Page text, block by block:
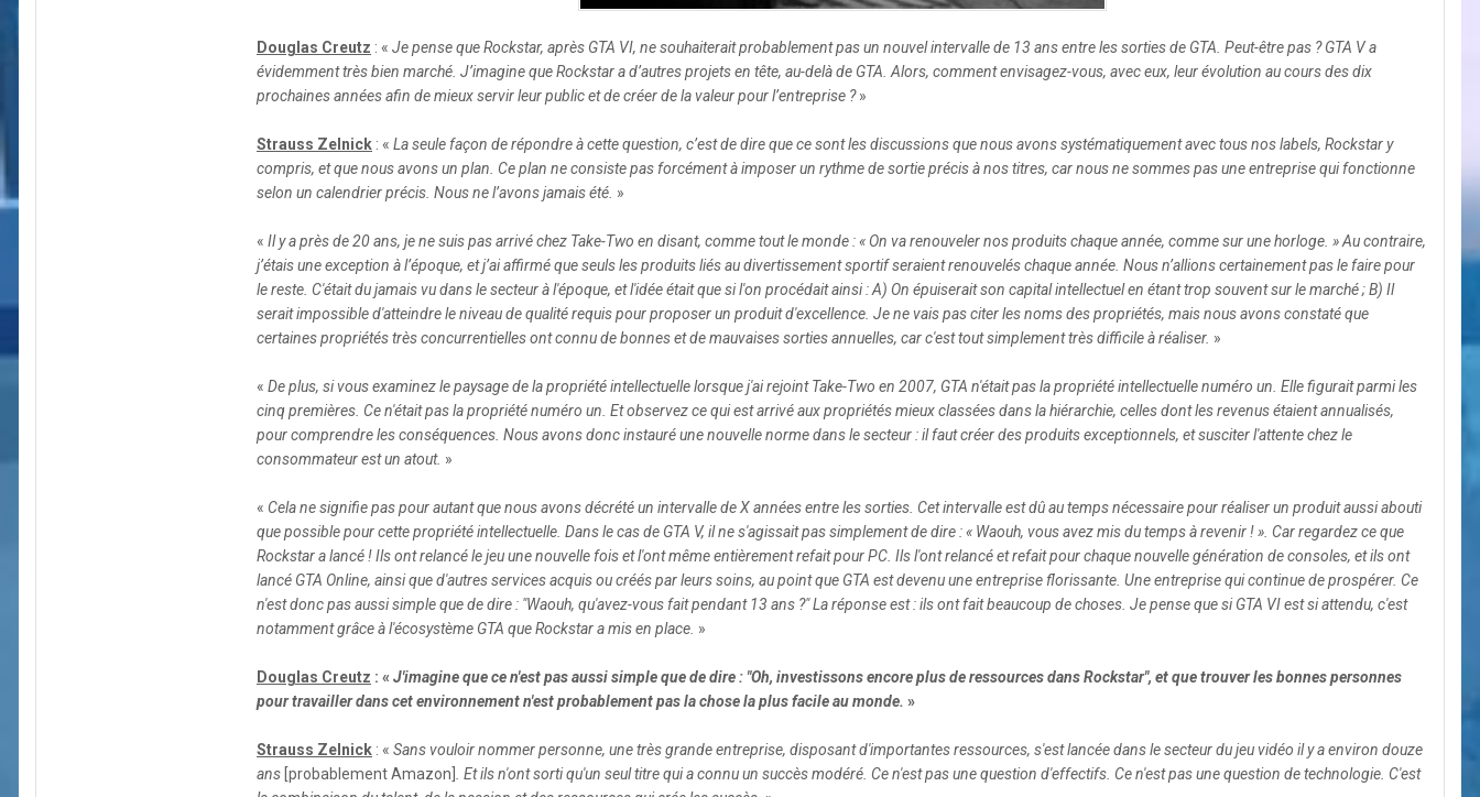
Douglas Creutz : « Je pense que Rockstar, après GTA VI, ne souhaiterait probablement pas un nouvel intervalle de 13 ans entre les sorties de GTA. Peut-être pas ? GTA V a
évidemment très bien marché. J’imagine que Rockstar a d’autres projets en tête, au-delà de GTA. Alors, comment envisagez-vous, avec eux, leur évolution au cours des dix
prochaines années afin de mieux servir leur public et de créer de la valeur pour l’entreprise ?»
Strauss Zelnick : « La seule façon de répondre à cette question, c’est de dire que ce sont les discussions que nous avons systématiquement avec tous nos labels, Rockstar y
compris, et que nous avons un plan. Ce plan ne consiste pas forcément à imposer un rythme de sortie précis à nos titres, car nous ne sommes pas une entreprise qui fonctionne
selon un calendrier précis. Nous ne l’avons jamais été. »
« Il y a près de 20 ans, je ne suis pas arrivé chez Take-Two en disant, comme tout le monde : « On va renouveler nos produits chaque année, comme sur une horloge. » Au contraire,
j’étais une exception à l’époque, et j’ai affirmé que seuls les produits liés au divertissement sportif seraient renouvelés chaque année. Nous n’allions certainement pas le faire pour
le reste. C'était du jamais vu dans le secteur à l'époque, et l'idée était que si l'on procédait ainsi : A) On épuiserait son capital intellectuel en étant trop souvent sur le marché ; B) Il
serait impossible d'atteindre le niveau de qualité requis pour proposer un produit d'excellence. Je ne vais pas citer les noms des propriétés, mais nous avons constaté que
certaines propriétés très concurrentielles ont connu de bonnes et de mauvaises sorties annuelles, car c'est tout simplement très difficile à réaliser. »
« De plus, si vous examinez le paysage de la propriété intellectuelle lorsque j'ai rejoint Take-Two en 2007, GTA n'était pas la propriété intellectuelle numéro un. Elle figurait parmi les
cinq premières. Ce n'était pas la propriété numéro un. Et observez ce qui est arrivé aux propriétés mieux classées dans la hiérarchie, celles dont les revenus étaient annualisés,
pour comprendre les conséquences. Nous avons donc instauré une nouvelle norme dans le secteur : il faut créer des produits exceptionnels, et susciter l'attente chez le
consommateur est un atout. »
« Cela ne signifie pas pour autant que nous avons décrété un intervalle de X années entre les sorties. Cet intervalle est dû au temps nécessaire pour réaliser un produit aussi abouti
que possible pour cette propriété intellectuelle. Dans le cas de GTA V, il ne s'agissait pas simplement de dire : « Waouh, vous avez mis du temps à revenir ! ». Car regardez ce que
Rockstar a lancé ! Ils ont relancé le jeu une nouvelle fois et l'ont même entièrement refait pour PC. Ils l'ont relancé et refait pour chaque nouvelle génération de consoles, et ils ont
lancé GTA Online, ainsi que d'autres services acquis ou créés par leurs soins, au point que GTA est devenu une entreprise florissante. Une entreprise qui continue de prospérer. Ce
n'est donc pas aussi simple que de dire : "Waouh, qu'avez-vous fait pendant 13 ans ?" La réponse est : ils ont fait beaucoup de choses. Je pense que si GTA VI est si attendu, c'est
notamment grâce à l'écosystème GTA que Rockstar a mis en place. »
Douglas Creutz : « J'imagine que ce n'est pas aussi simple que de dire : "Oh, investissons encore plus de ressources dans Rockstar", et que trouver les bonnes personnes
pour travailler dans cet environnement n'est probablement pas la chose la plus facile au monde. »
Strauss Zelnick : « Sans vouloir nommer personne, une très grande entreprise, disposant d'importantes ressources, s'est lancée dans le secteur du jeu vidéo il y a environ douze
ans [probablement Amazon]
. Et ils n'ont sorti qu'un seul titre qui a connu un succès modéré. Ce n'est pas une question d'effectifs. Ce n'est pas une question de technologie. C'est